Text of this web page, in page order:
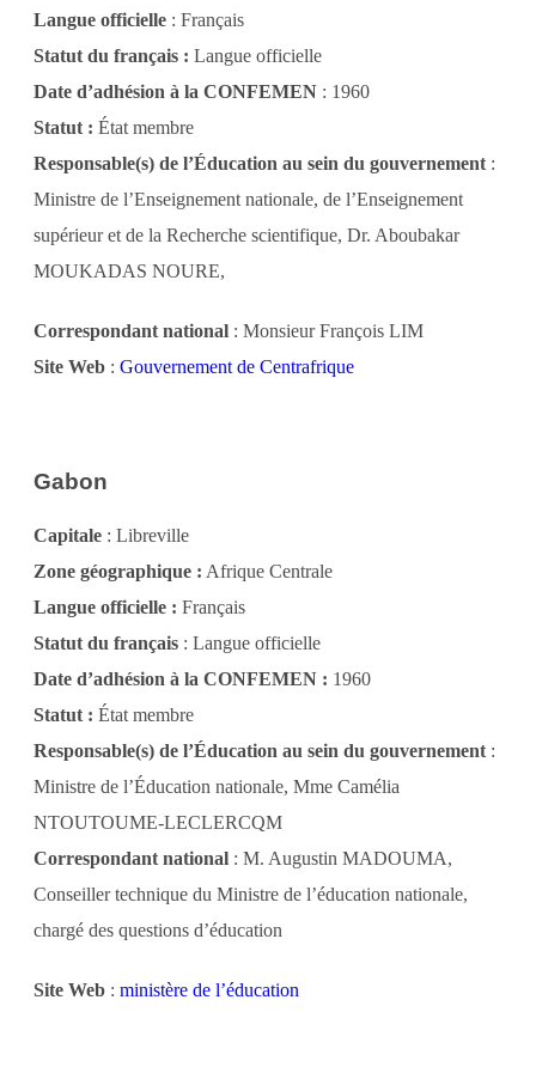
Langue officielle : Français
Statut du français : Langue officielle
Date d’adhésion à la CONFEMEN : 1960
Statut : État membre
Responsable(s) de l’Éducation au sein du gouvernement:
Ministre de l’Enseignement nationale, de l’Enseignement
supérieur et de la Recherche scientifique, Dr. Aboubakar
MOUKADAS NOURE,
Correspondant national : Monsieur François LIM
Site Web : Gouvernement de Centrafrique
Gabon
Capitale : Libreville
Zone géographique : Afrique Centrale
Langue officielle : Français
Statut du français : Langue officielle
Date d’adhésion à la CONFEMEN : 1960
Statut : État membre
Responsable(s) de l’Éducation au sein du gouvernement :
Ministre de l’Éducation nationale, Mme Camélia
NTOUTOUME-LECLERCQM
Correspondant national : M. Augustin MADOUMA,
Conseiller technique du Ministre de l’éducation nationale,
chargé des questions d’éducation
Site Web : ministère de l’éducation